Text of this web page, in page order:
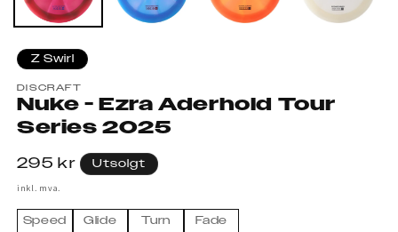
Z Swirl
DISCRAFT
Nuke - Ezra Aderhold Tour
Series 2025
Vanlig
pris
295 kr Utsolgt
inkl. mva.
Speed Glide Turn Fade